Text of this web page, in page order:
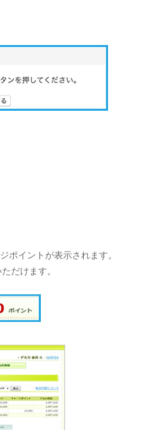
ポイントが表示されます。
だけます。